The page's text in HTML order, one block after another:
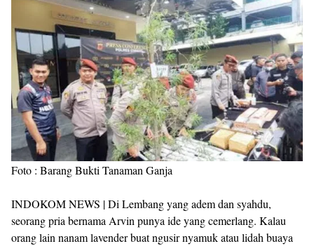
Foto : Barang Bukti Tanaman Ganja
INDOKOM NEWS | Di Lembang yang adem dan syahdu,
seorang pria bernama Arvin punya ide yang cemerlang. Kalau
orang lain nanam lavender buat ngusir nyamuk atau lidah buaya